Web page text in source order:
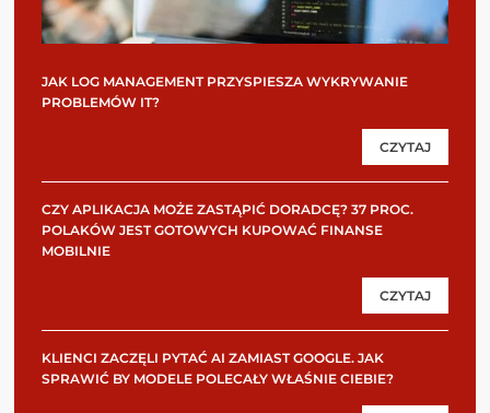
JAK LOG MANAGEMENT PRZYSPIESZA WYKRYWANIE
PROBLEMÓW IT?
CZYTAJ
CZY APLIKACJA MOŻE ZASTĄPIĆ DORADCĘ? 37 PROC.
POLAKÓW JEST GOTOWYCH KUPOWAĆ FINANSE
MOBILNIE
CZYTAJ
KLIENCI ZACZĘLI PYTAĆ AI ZAMIAST GOOGLE. JAK
SPRAWIĆ BY MODELE POLECAŁY WŁAŚNIE CIEBIE?